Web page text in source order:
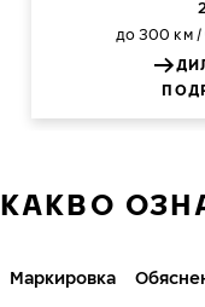
до 300 км /
КАКВО
Маркировка